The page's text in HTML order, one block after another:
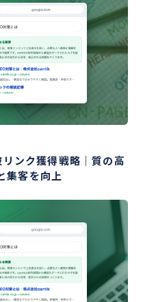
ンク獲得戦略｜質の高
集客を向上